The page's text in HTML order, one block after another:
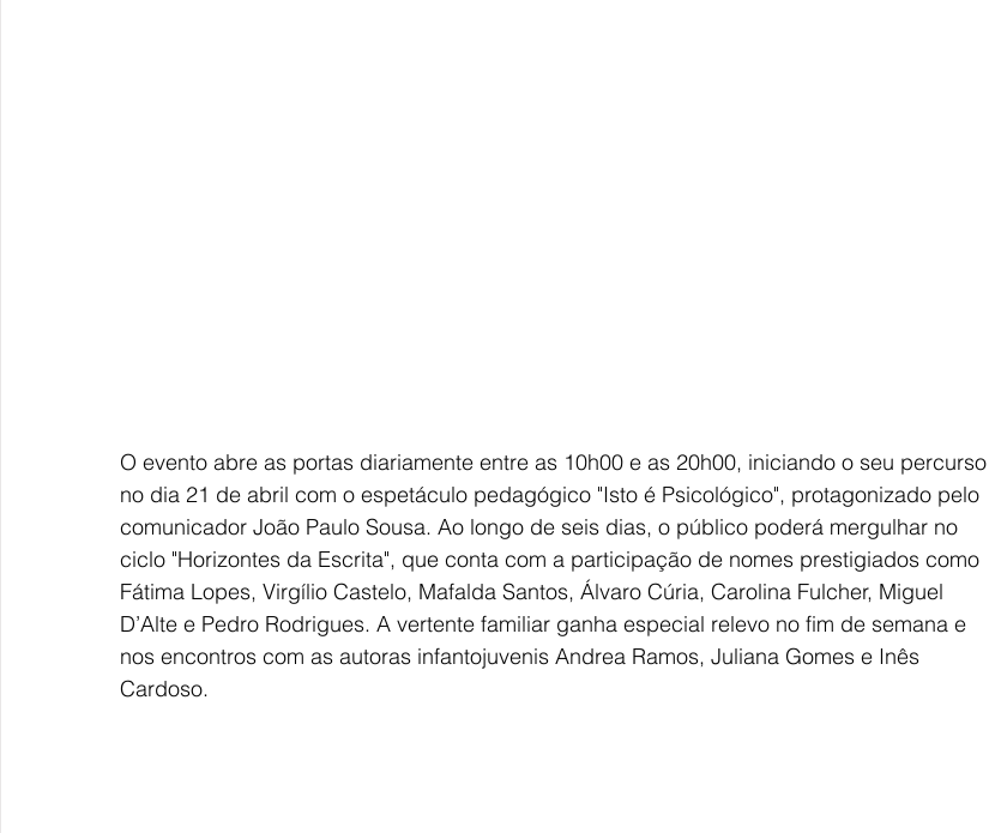
O evento abre as portas diariamente entre as 10h00 e as 20h00, iniciando o seu percurso
no dia 21 de abril com o espetáculo pedagógico "Isto é Psicológico", protagonizado pelo
comunicador João Paulo Sousa. Ao longo de seis dias, o público poderá mergulhar no
ciclo "Horizontes da Escrita", que conta com a participação de nomes prestigiados como
Fátima Lopes, Virgílio Castelo, Mafalda Santos, Álvaro Cúria, Carolina Fulcher, Miguel
D’Alte e Pedro Rodrigues. A vertente familiar ganha especial relevo no fim de semana e
nos encontros com as autoras infantojuvenis Andrea Ramos, Juliana Gomes e Inês
Cardoso.